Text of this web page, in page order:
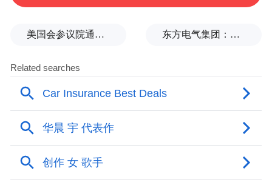
的核心命题应该是“智能体式思考”。外界猜
测，这或许就是他新项目的方向。
5月，更确切的消息传来：林俊旸新成立了一
个AI实验室项目，并正在为之寻求融资，目
标融资规模为数亿美元。彼时，投资界曾就
该消息求证。
关于林俊旸新项目的打听从未停止。“无论创
不创业，先抢到他再说。”一位投资人曾这样
美国会参议院通过临时拨款法案 东方电气集团：坚决拥护党中央决定